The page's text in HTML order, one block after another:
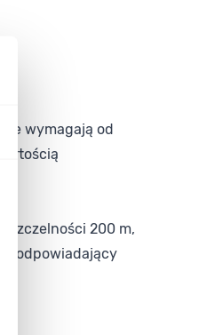
wymagają od
200 m,
odpowiadający